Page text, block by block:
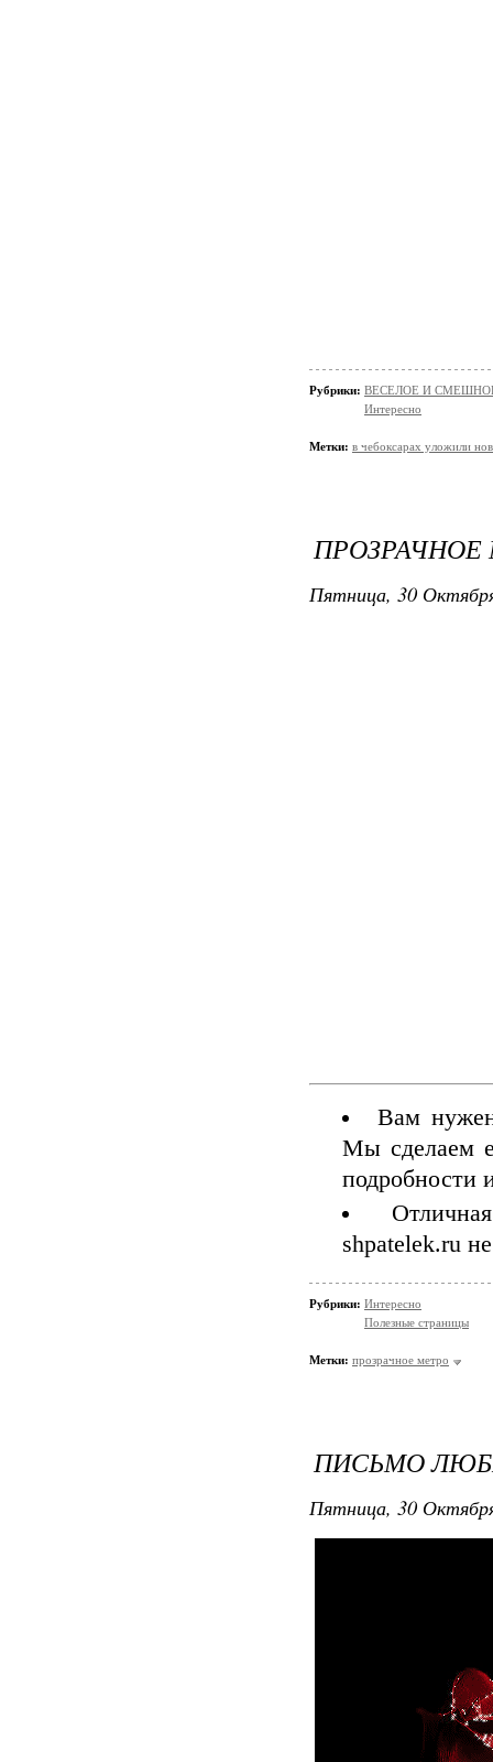
Рубрики: ВЕСЕЛОЕ И
Интересно
Метки: в чебоксарах уложили
ПРОЗРАЧНОЕ
Пятница, 30
Вам
Мы сделаем
подробности
shpatelek.ru
Рубрики: Интересно
Полезные страницы
Метки: прозрачное метро
ПИСЬМО
Пятница, 30